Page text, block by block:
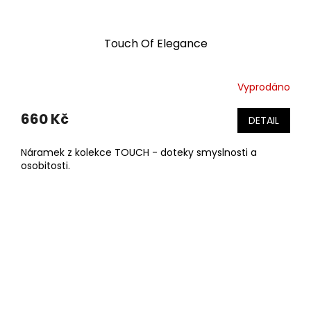
Touch Of Elegance
Vyprodáno
660 Kč DETAIL
Náramek z kolekce TOUCH - doteky smyslnosti a
osobitosti.